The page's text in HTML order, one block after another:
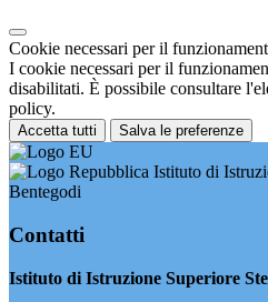
Cookie necessari per il
I cookie necessari per il
disabilitati. È possibile consultare
policy.
Accetta tutti Salva le preferenze
Istituto di
Bentegodi
Contatti
Istituto di Istruzione Superiore